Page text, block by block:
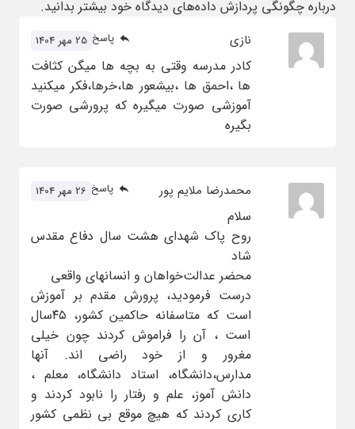
درباره چگونگی پردازش داده‌های دیدگاه خود بیشتر بدانید.
نازی 25 مهر 1404 پاسخ
کادر مدرسه وقتی به بچه ها میگن کثافت
ها ،احمق ها ،بیشعور ها،خرها،فکر میکنید
آموزشی صورت میگیره که پرورشی صورت
بگیره
محمدرضا ملایم پور 26 مهر 1404 پاسخ
سلام
روح پاک شهدای هشت سال دفاع مقدس
شاد
محضر عدالت‌خواهان و انسانهای واقعی
درست فرمودید، پرورش مقدم بر آموزش
است که متاسفانه حاکمین کشور، ۴۵سال
است ، آن را فراموش کردند چون خیلی
مغرور و از خود راضی اند. آنها
مدارس،دانشگاه، استاد دانشگاه، معلم ،
دانش آموز، علم و رفتار را نابود کردند و
کاری کردند که هیچ موقع بی نظمی کشور